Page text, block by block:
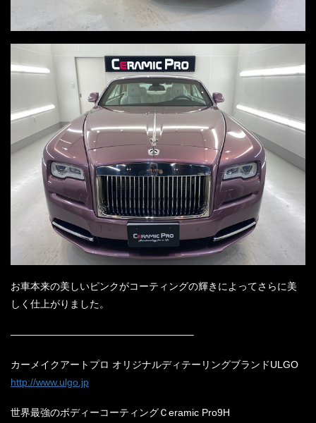
お車本来の美しいピンクがコーティングの輝きによってさらに美
しく仕上がりました。
——————————————————–
カーメイクアートプロ オリジナルディテーリングブランドULGO
http://www.ulgo.jp
世界最強のボディーコーティングＣeramic Pro9H